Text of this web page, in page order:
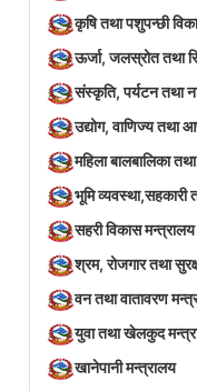
कृषि तथा पशुपन्छी
ऊर्जा, जलस्रोत तथा
संस्कृति, पर्यटन तथा
उद्योग, वाणिज्य तथा
महिला बालबालिका
भूमि व्यवस्था,सहकारी
सहरी विकास मन्त्रालय
श्रम, रोजगार तथा
वन तथा वातावरण
युवा तथा खेलकुद
खानेपानी मन्त्रालय